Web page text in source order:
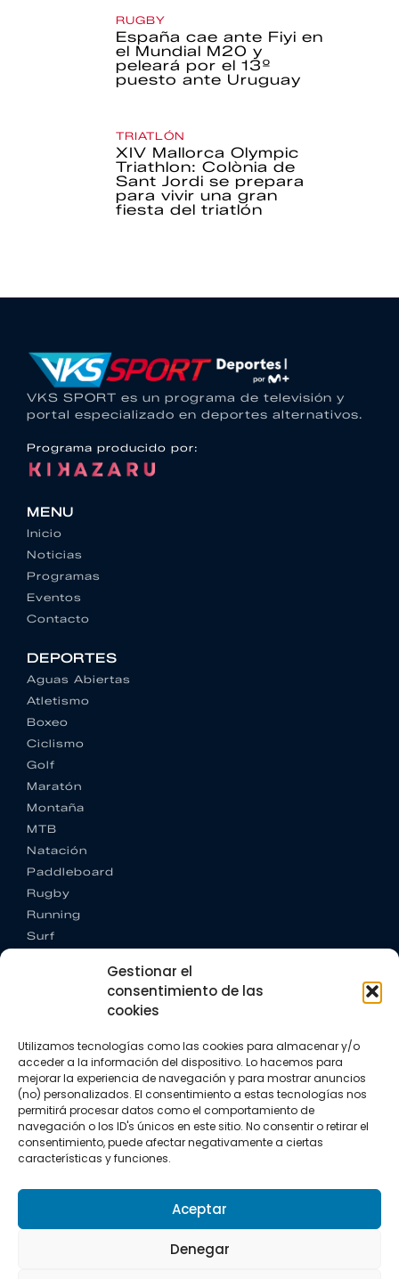
Gestionar el
consentimiento de las
cookies
Utilizamos tecnologías como las cookies para almacenar y/o
acceder a la información del dispositivo. Lo hacemos para
mejorar la experiencia de navegación y para mostrar anuncios
(no) personalizados. El consentimiento a estas tecnologías nos
permitirá procesar datos como el comportamiento de
navegación o los ID's únicos en este sitio. No consentir o retirar el
consentimiento, puede afectar negativamente a ciertas
características y funciones.
Aceptar
Denegar
RUGBY
España cae ante Fiyi en
el Mundial M20 y
peleará por el 13º
puesto ante Uruguay
TRIATLÓN
XIV Mallorca Olympic
Triathlon: Colònia de
Sant Jordi se prepara
para vivir una gran
fiesta del triatlón
VKS SPORT es un programa de televisión y
portal especializado en deportes alternativos.
Programa producido por:
MENU
Inicio
Noticias
Programas
Eventos
Contacto
DEPORTES
Aguas Abiertas
Atletismo
Boxeo
Ciclismo
Golf
Maratón
Montaña
MTB
Natación
Paddleboard
Rugby
Running
Surf
CONTACTO
+34 662 342 177
info@vkssport.com
SÍGUENOS
Política de privacidad
Política de cookies